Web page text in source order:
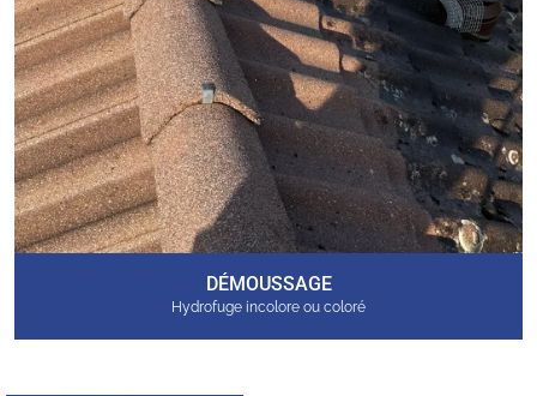
DÉMOUSSAGE
Hydrofuge incolore ou coloré